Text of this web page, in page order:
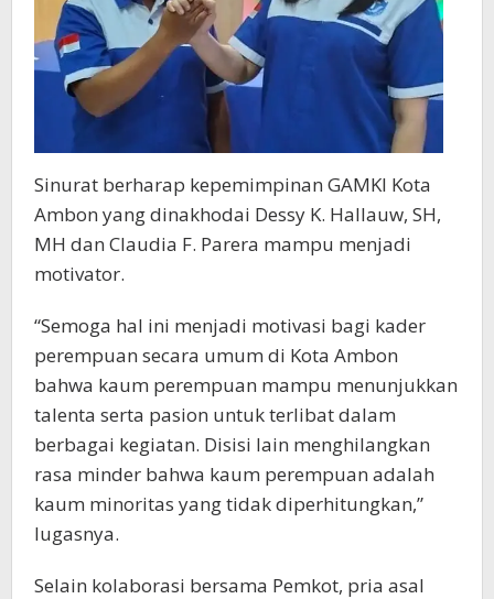
Sinurat berharap kepemimpinan GAMKI Kota
Ambon yang dinakhodai Dessy K. Hallauw, SH,
MH dan Claudia F. Parera mampu menjadi
motivator.
“Semoga hal ini menjadi motivasi bagi kader
perempuan secara umum di Kota Ambon
bahwa kaum perempuan mampu menunjukkan
talenta serta pasion untuk terlibat dalam
berbagai kegiatan. Disisi lain menghilangkan
rasa minder bahwa kaum perempuan adalah
kaum minoritas yang tidak diperhitungkan,”
lugasnya.
Selain kolaborasi bersama Pemkot, pria asal